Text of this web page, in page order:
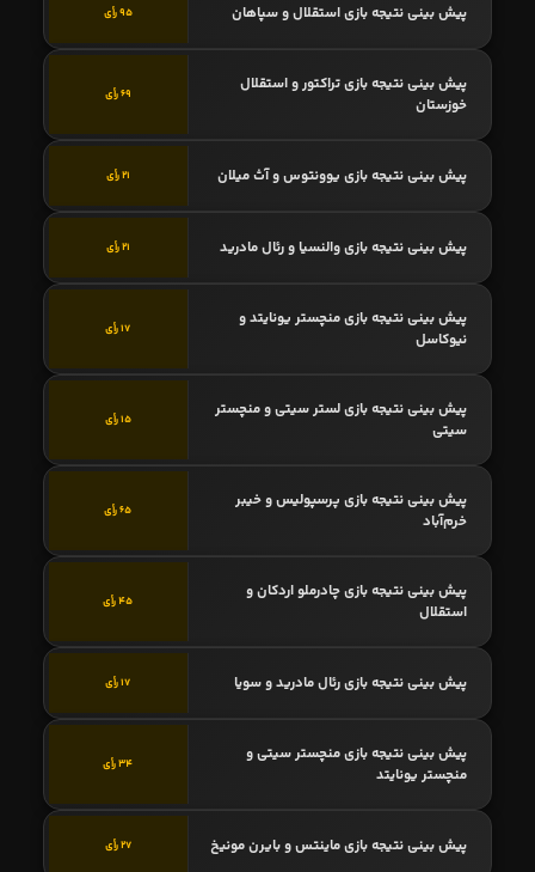
پیش بینی نتیجه بازی استقلال و سپاهان 95 رأی
پیش بینی نتیجه بازی تراکتور و استقلال
خوزستان
69 رأی
پیش بینی نتیجه بازی یوونتوس و آث میلان 21 رأی
پیش بینی نتیجه بازی والنسیا و رئال مادرید 21 رأی
پیش بینی نتیجه بازی منچستر یونایتد و
نیوکاسل
17 رأی
پیش بینی نتیجه بازی لستر سیتی و منچستر
سیتی
15 رأی
پیش بینی نتیجه بازی پرسپولیس و خیبر
خرم‌آباد
65 رأی
پیش بینی نتیجه بازی چادرملو اردکان و
استقلال
45 رأی
پیش بینی نتیجه بازی رئال مادرید و سویا 17 رأی
پیش بینی نتیجه بازی منچستر سیتی و
منچستر یونایتد
34 رأی
پیش بینی نتیجه بازی ماینتس و بایرن مونیخ 27 رأی